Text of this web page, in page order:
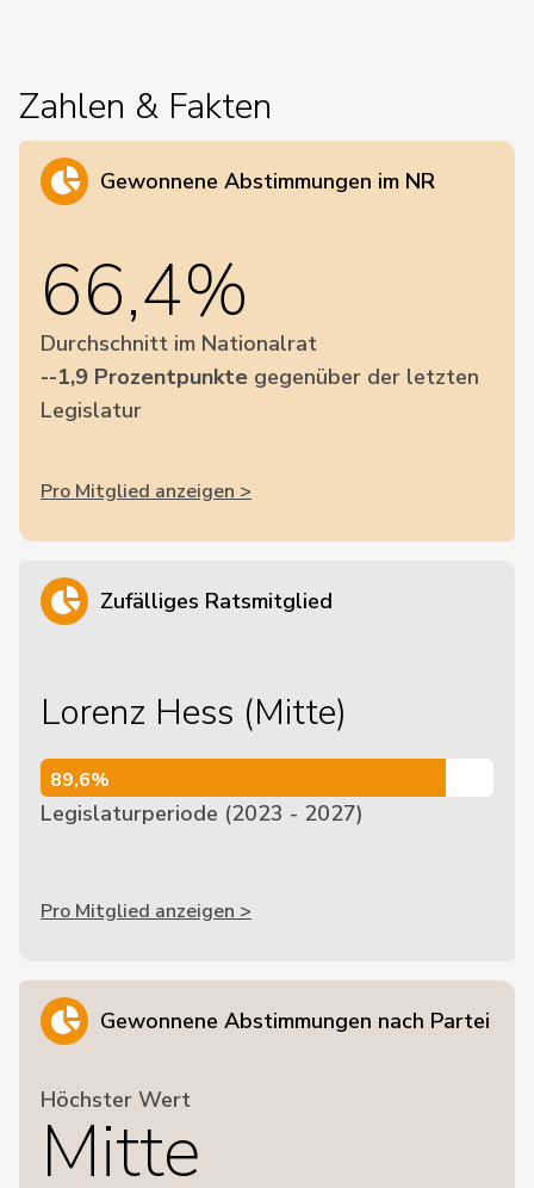
Zahlen & Fakten
Gewonnene Abstimmungen im NR
66,4%
Durchschnitt im Nationalrat
--1,9 Prozentpunkte gegenüber der letzten
Legislatur
Pro Mitglied anzeigen >
Zufälliges Ratsmitglied
Lorenz Hess (Mitte)
89,6%
89,6%
Legislaturperiode (2023 - 2027)
Pro Mitglied anzeigen >
Gewonnene Abstimmungen nach Partei
Höchster Wert
Mitte